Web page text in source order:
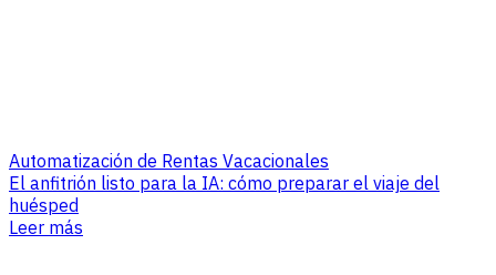
Automatización de Rentas Vacacionales
El anfitrión listo para la IA: cómo preparar el viaje del
huésped
Leer más